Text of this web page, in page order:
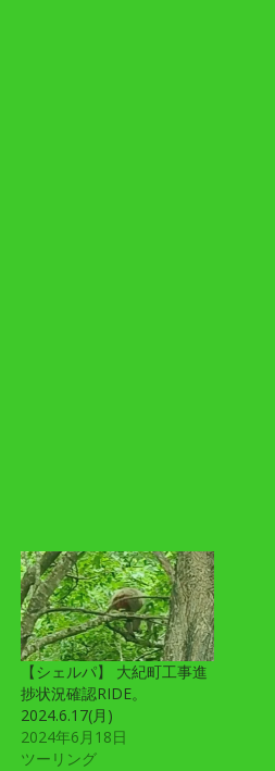
【シェルパ】 大紀町工事進
捗状況確認RIDE。
2024.6.17(月)
2024年6月18日
ツーリング